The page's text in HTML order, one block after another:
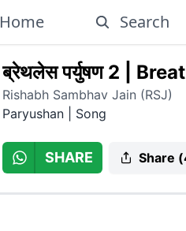
Home Search
ब्रेथलेस पर्युषण 2
Rishabh Sambhav Jain (RSJ)
Paryushan
Song
SHARE Share (